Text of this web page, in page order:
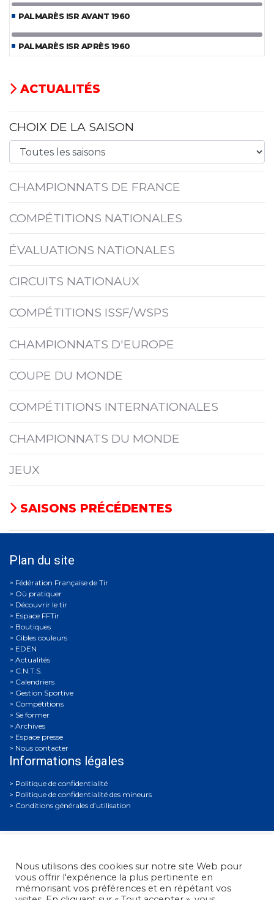
PALMARÈS ISR AVANT 1960
PALMARÈS ISR APRÈS 1960
ACTUALITÉS
CHOIX DE LA SAISON
CHAMPIONNATS DE FRANCE
COMPÉTITIONS NATIONALES
ÉVALUATIONS NATIONALES
CIRCUITS NATIONAUX
COMPÉTITIONS ISSF/WSPS
CHAMPIONNATS D'EUROPE
COUPE DU MONDE
COMPÉTITIONS INTERNATIONALES
CHAMPIONNATS DU MONDE
JEUX
SAISONS PRÉCÉDENTES
Plan du site
Où pratiquer
Découvrir le tir
Espace FFTir
Boutiques
Cibles couleurs
EDEN
Actualités
C.N.T.S.
Calendriers
Gestion Sportive
Compétitions
Se former
Archives
Espace presse
Nous contacter
Informations légales
Politique de confidentialité
Politique de confidentialité des mineurs
Conditions générales d’utilisation
Nous utilisons des cookies sur notre site Web pour
vous offrir l'expérience la plus pertinente en
mémorisant vos préférences et en répétant vos